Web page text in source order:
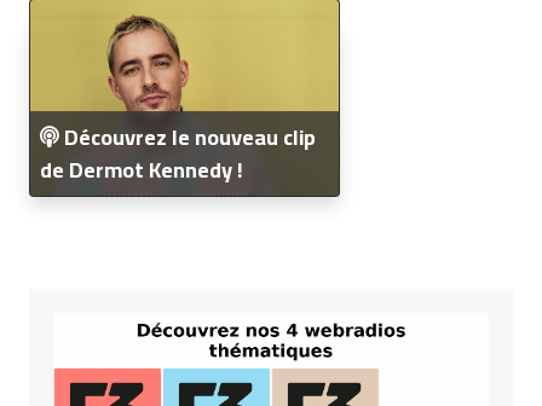
Découvrez le nouveau clip
de Dermot Kennedy !